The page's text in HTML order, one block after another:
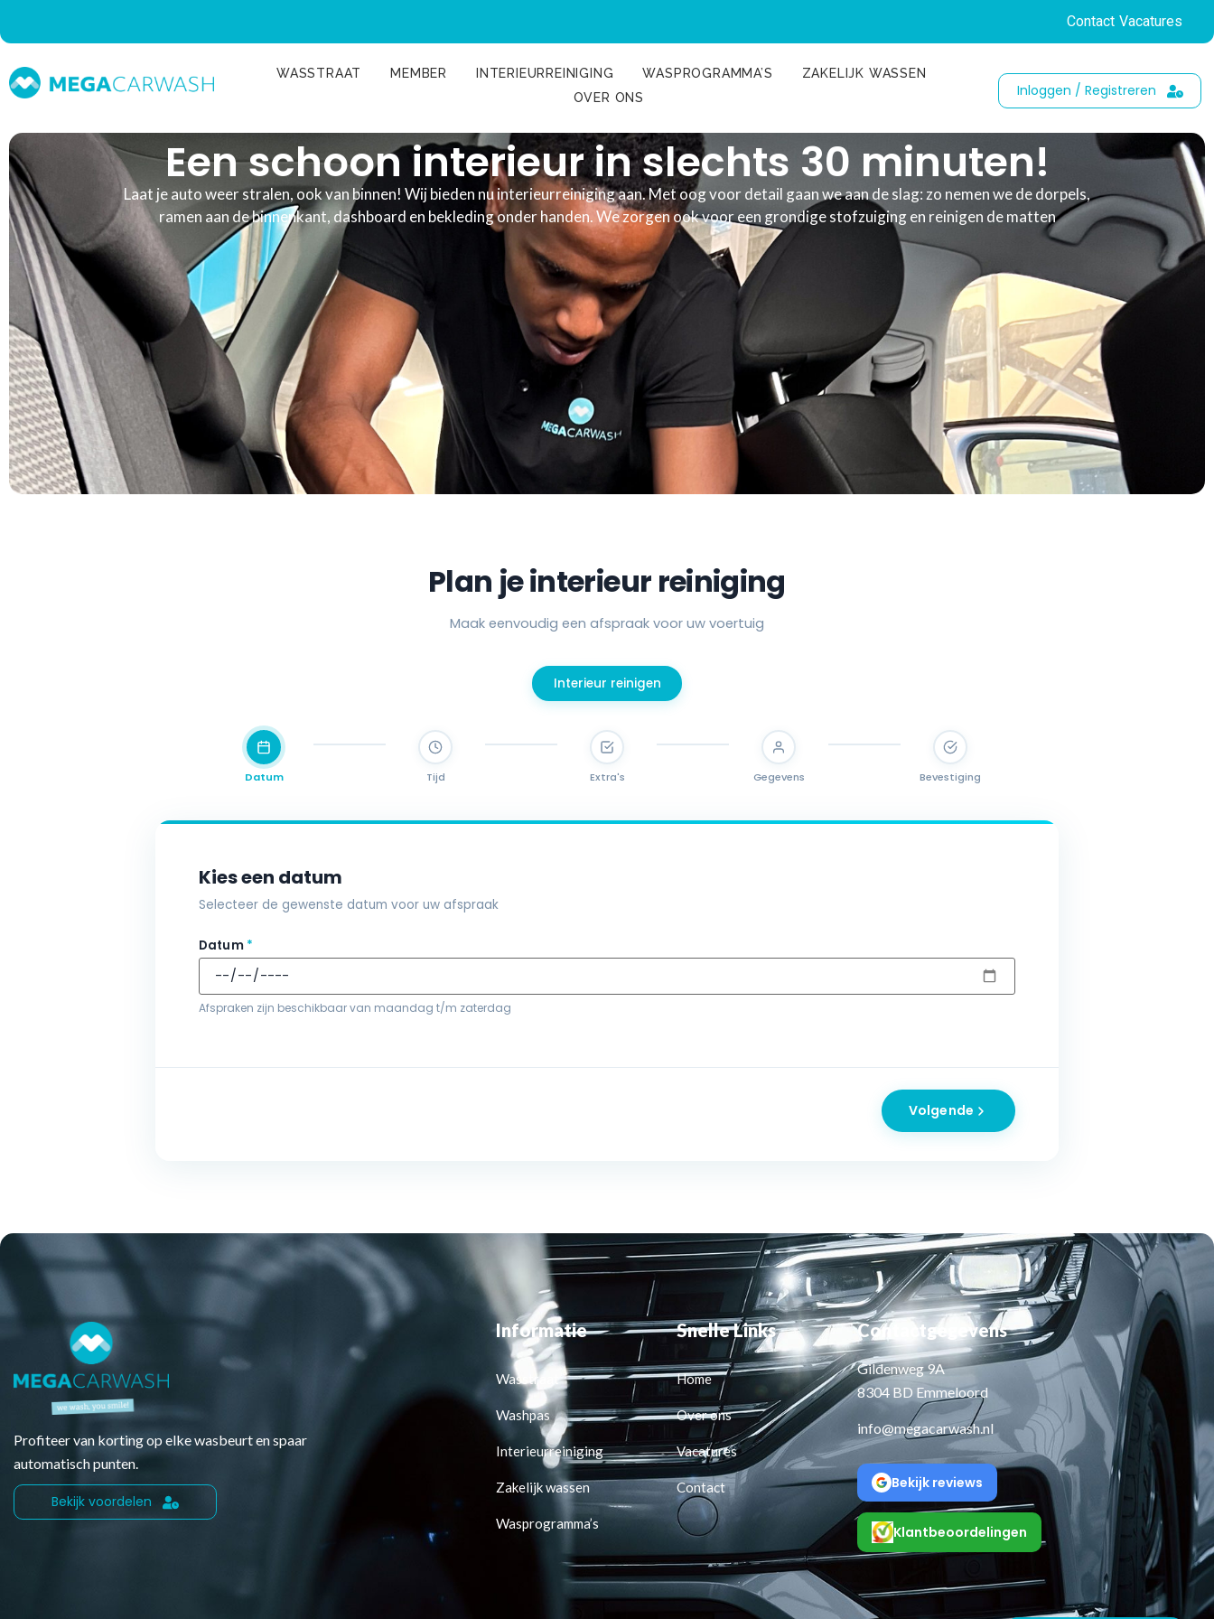
Contact Vacatures
WASSTRAAT MEMBER INTERIEURREINIGING WASPROGRAMMA’S
ZAKELIJK WASSEN
OVER ONS
Inloggen / Registreren
Een schoon interieur in slechts 30 minuten!
Laat je auto weer stralen, ook van binnen! Wij bieden nu interieurreiniging aan. Met oog voor detail gaan we aan de slag: zo nemen we de dorpels,
ramen aan de binnenkant, dashboard en bekleding onder handen. We zorgen ook voor een grondige stofzuiging en reinigen de matten
Plan je interieur reiniging
Maak eenvoudig een afspraak voor uw voertuig
Interieur reinigen
Datum Tijd Extra's Gegevens Bevestiging
Kies een datum
Selecteer de gewenste datum voor uw afspraak
Datum *
Afspraken zijn beschikbaar van maandag t/m zaterdag
Volgende
Profiteer van korting op elke wasbeurt en spaar
automatisch punten.
Bekijk voordelen
Informatie
Wasstraat
Washpas
Interieurreiniging
Zakelijk wassen
Wasprogramma’s
Snelle Links
Home
Over ons
Vacatures
Contact
Contactgegevens
Gildenweg 9A
8304 BD Emmeloord
info@megacarwash.nl
Bekijk reviews
Klantbeoordelingen